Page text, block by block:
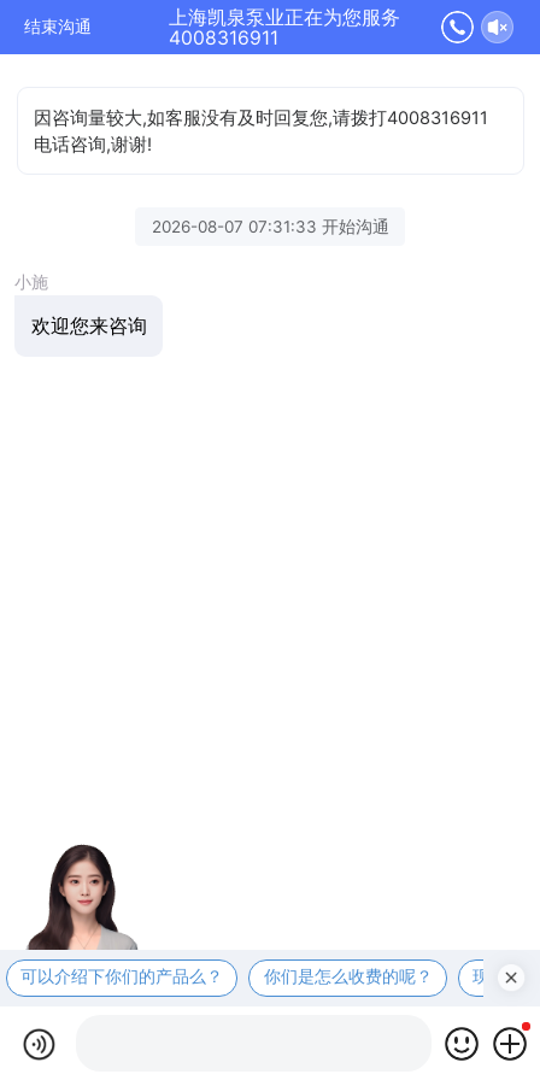
结束沟通
上海凯泉泵业正在为您服务
4008316911
因咨询量较大,如客服没有及时回复您,请拨打4008316911
电话咨询,谢谢!
2026-08-07 07:31:33 开始沟通
小施
欢迎您来咨询
可以介绍下你们的产品么？ 你们是怎么收费的呢？ 现在有